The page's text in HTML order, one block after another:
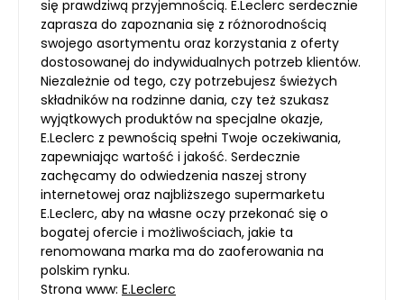
się prawdziwą przyjemnością. E.Leclerc serdecznie
zaprasza do zapoznania się z różnorodnością
swojego asortymentu oraz korzystania z oferty
dostosowanej do indywidualnych potrzeb klientów.
Niezależnie od tego, czy potrzebujesz świeżych
składników na rodzinne dania, czy też szukasz
wyjątkowych produktów na specjalne okazje,
E.Leclerc z pewnością spełni Twoje oczekiwania,
zapewniając wartość i jakość. Serdecznie
zachęcamy do odwiedzenia naszej strony
internetowej oraz najbliższego supermarketu
E.Leclerc, aby na własne oczy przekonać się o
bogatej ofercie i możliwościach, jakie ta
renomowana marka ma do zaoferowania na
polskim rynku.
Strona www: E.Leclerc